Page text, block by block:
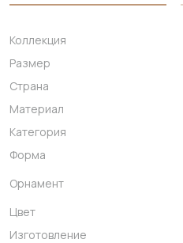
Коллекция
Размер
Страна
Материал
Категория
Форма
Орнамент
Цвет
Изготовление